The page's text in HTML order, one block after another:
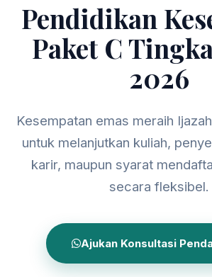
Pendidikan
Paket C
2026
Kesempatan emas meraih
untuk melanjutkan kuliah,
karir, maupun syarat
secara fleksibel.
Ajukan Konsultasi